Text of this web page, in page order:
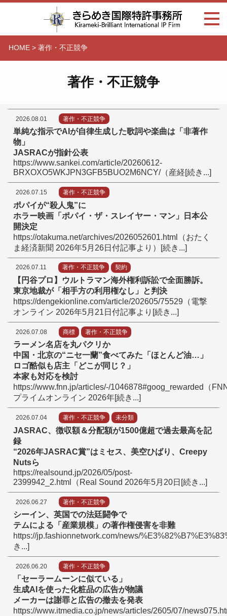
HOME> 著作・不正競争
著作・不正競争
2026.08.01 著作・不正競争
単純な指示でAIが自律生成した歌詞や楽曲は 「非著作
物 」
JASRACが指針公表
https://www.sankei.com/article/20260612-
BRXOXO5WKJPN3GFB5BUO2M6NCY/（産経[続き...]
2026.07.15 著作・不正競争
ポパイが“殺人鬼”に
ホラー映画 「ポパイ・ザ・スレイヤー・マン 」
日本公
開決定
https://otakuma.net/archives/2026052601.html（おたく
ま経済新聞 2026年5月26日付記事より）[続き...]
2026.07.11 著作・不正競争 契約
【 円谷プロ 】
ウルトラマン海外権利訴訟で全面勝訴。
東京地裁が「相手方の利用権なし 」
と判決
https://dengekionline.com/article/202605/75529（電撃
オンライン 2026年5月21日付記事より[続き...]
2026.07.08 商標 著作・不正競争
ラーメン名店を丸パクリか
中国・北京の“ニセ一蘭”食べてみた 「 ほとんど油… 」
ロゴ酷似も店主 「 どこが同じ？ 」
本家も対応を検討
https://www.fnn.jp/articles/-/1046878#goog_rewarded（
プライムオンライン 2026年[続き...]
2026.07.04 著作・不正競争 未分類
JASRAC、徴収額＆分配額が1500億超で過去最高を記
録
“2026年JASRAC賞”はミセス、美空ひばり、Creepy
Nutsら
https://realsound.jp/2026/05/post-
2399942_2.html（Real Sound 2026年5月20日[続き...]
2026.06.27 著作・不正競争
シーイン、英国での法廷闘争で
テムによる 「 産業規模 」の著作権侵害を非難
https://jp.fashionnetwork.com/news/
き...]
2026.06.20 著作・不正競争
「 セーラームーンに似ている 」
生成AIを使った化粧品の広告が物議
メーカーは謝罪と広告の撤去を発表
https://www.itmedia.co.jp/news/articles/2605/07/